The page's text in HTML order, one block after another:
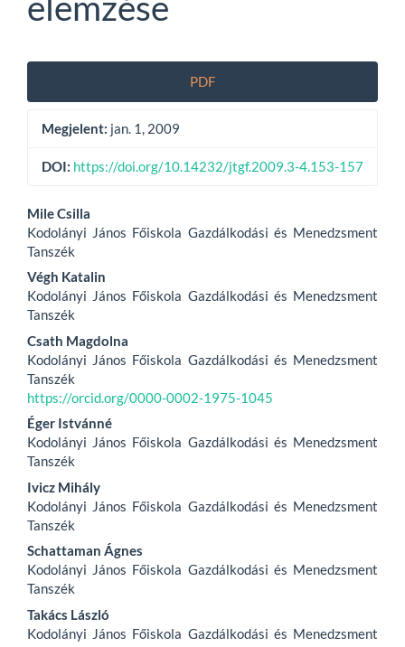
Article
Sidebar
PDF
Megjelent: jan. 1, 2009
DOI: https://doi.org/10.14232/jtgf.2009.3-4.153-157
Main
Article
Content
Mile Csilla
Kodolányi János Főiskola Gazdálkodási és Menedzsment
Tanszék
Végh Katalin
Kodolányi János Főiskola Gazdálkodási és Menedzsment
Tanszék
Csath Magdolna
Kodolányi János Főiskola Gazdálkodási és Menedzsment
Tanszék
https://orcid.org/0000-0002-1975-1045
Éger Istvánné
Kodolányi János Főiskola Gazdálkodási és Menedzsment
Tanszék
Ivicz Mihály
Kodolányi János Főiskola Gazdálkodási és Menedzsment
Tanszék
Schattaman Ágnes
Kodolányi János Főiskola Gazdálkodási és Menedzsment
Tanszék
Takács László
Kodolányi János Főiskola Gazdálkodási és Menedzsment